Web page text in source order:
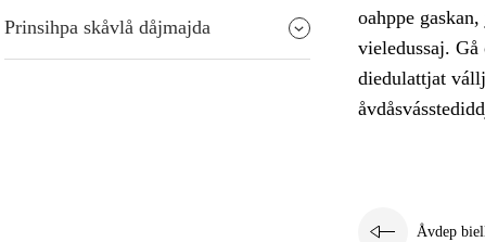
Prinsihpa skåvlå dåjmajda
oahppe
vieledussaj.
diedulattjat
Åvdep